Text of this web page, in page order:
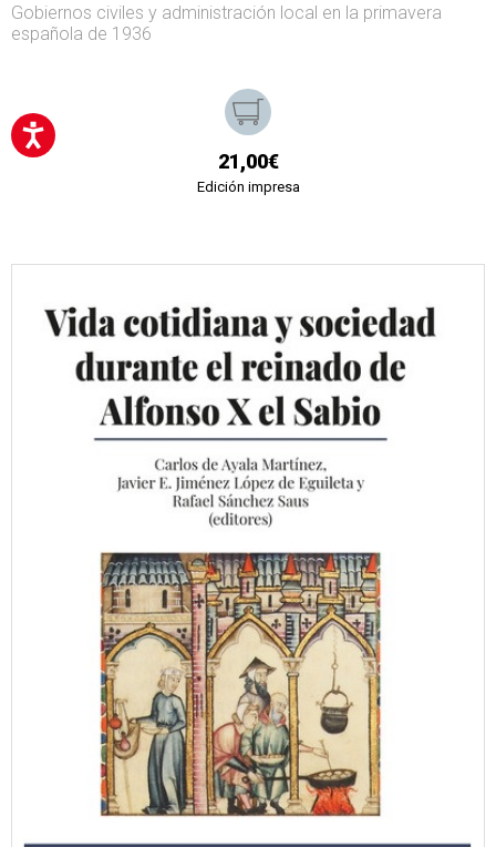
Gobiernos civiles y administración local en la primavera
española de 1936
21,00€
Edición impresa